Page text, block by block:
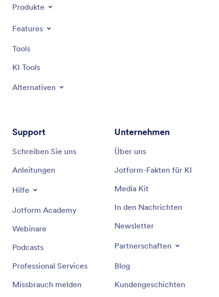
Produkte
Features
Tools
KI Tools
Alternativen
Support
Schreiben Sie uns
Anleitungen
Hilfe
Jotform Academy
Webinare
Podcasts
Professional Services
Missbrauch melden
Unternehmen
Über uns
Jotform-Fakten für KI
Media Kit
In den Nachrichten
Newsletter
Partnerschaften
Blog
Kundengeschichten